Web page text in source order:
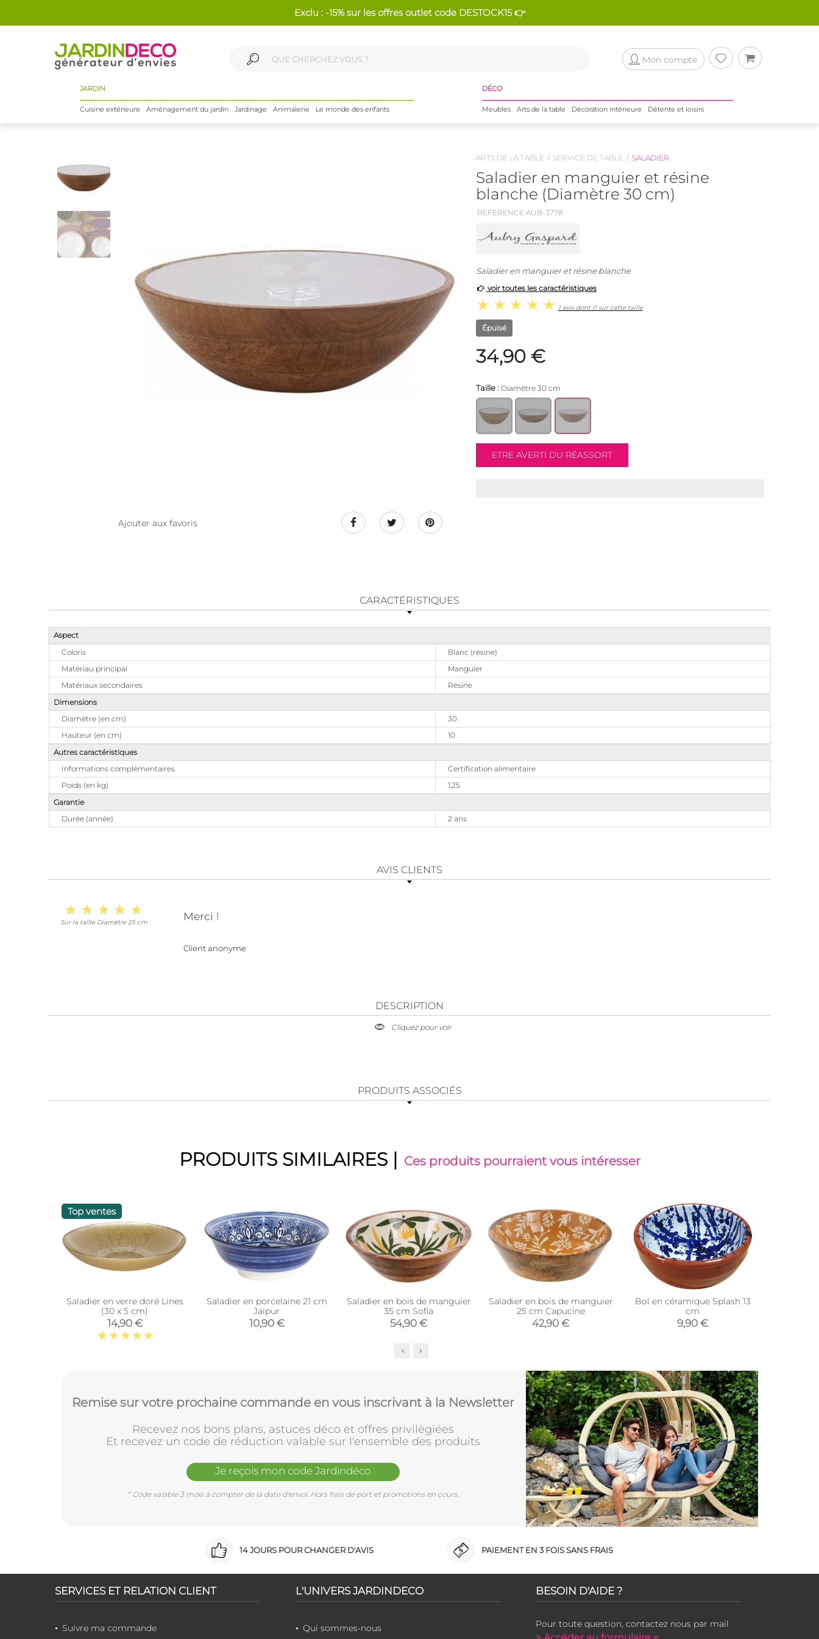
Exclu : -15% sur les offres outlet code DESTOCK15 👉
Mon compte
JARDIN
Cuisine extérieure Aménagement du jardin Jardinage Animalerie Le monde des enfants
DÉCO
Meubles Arts de la table Décoration intérieure Détente et loisirs
Ajouter aux favoris
ARTS DE LA TABLE SERVICE DE TABLE SALADIER
Saladier en manguier et résine
blanche (Diamètre 30 cm)
REFERENCE AUB-3778
Saladier en manguier et résine blanche
voir toutes les caractéristiques
1 avis dont 0 sur cette taille
Épuisé
34,90 €
Taille : Diamètre 30 cm
CARACTÉRISTIQUES
Aspect
Coloris
Blanc (résine)
Matériau principal
Manguier
Matériaux secondaires
Résine
Dimensions
Diamètre (en cm)
30
Hauteur (en cm)
10
Autres caractéristiques
Informations complémentaires
Certification alimentaire
Poids (en kg)
1,25
Garantie
Durée (année)
2 ans
AVIS CLIENTS
Sur la taille Diamètre 25 cm Merci !
Client anonyme
DESCRIPTION
Cliquez pour voir
PRODUITS ASSOCIÉS
PRODUITS SIMILAIRES | Ces produits pourraient vous intéresser
Top ventes
Saladier en verre doré Lines
(30 x 5 cm)
14,90 €
Saladier en porcelaine 21 cm
Jaipur
10,90 €
Saladier en bois de manguier
35 cm Sofia
54,90 €
Saladier en bois de manguier
25 cm Capucine
42,90 €
Bol en céramique Splash 13
cm
9,90 €
Remise sur votre prochaine commande en vous inscrivant à la Newsletter
Recevez nos bons plans, astuces déco et offres privilègiées
Et recevez un code de réduction valable sur l'ensemble des produits
Je reçois mon code Jardindéco
* Code valable 3 mois à compter de la date d'envoi. Hors frais de port et promotions en cours.
14 JOURS POUR CHANGER D'AVIS PAIEMENT EN 3 FOIS SANS FRAIS
SERVICES ET RELATION CLIENT
Suivre ma commande
L'UNIVERS JARDINDECO
Qui sommes-nous
BESOIN D'AIDE ?
Pour toute question, contactez nous par mail